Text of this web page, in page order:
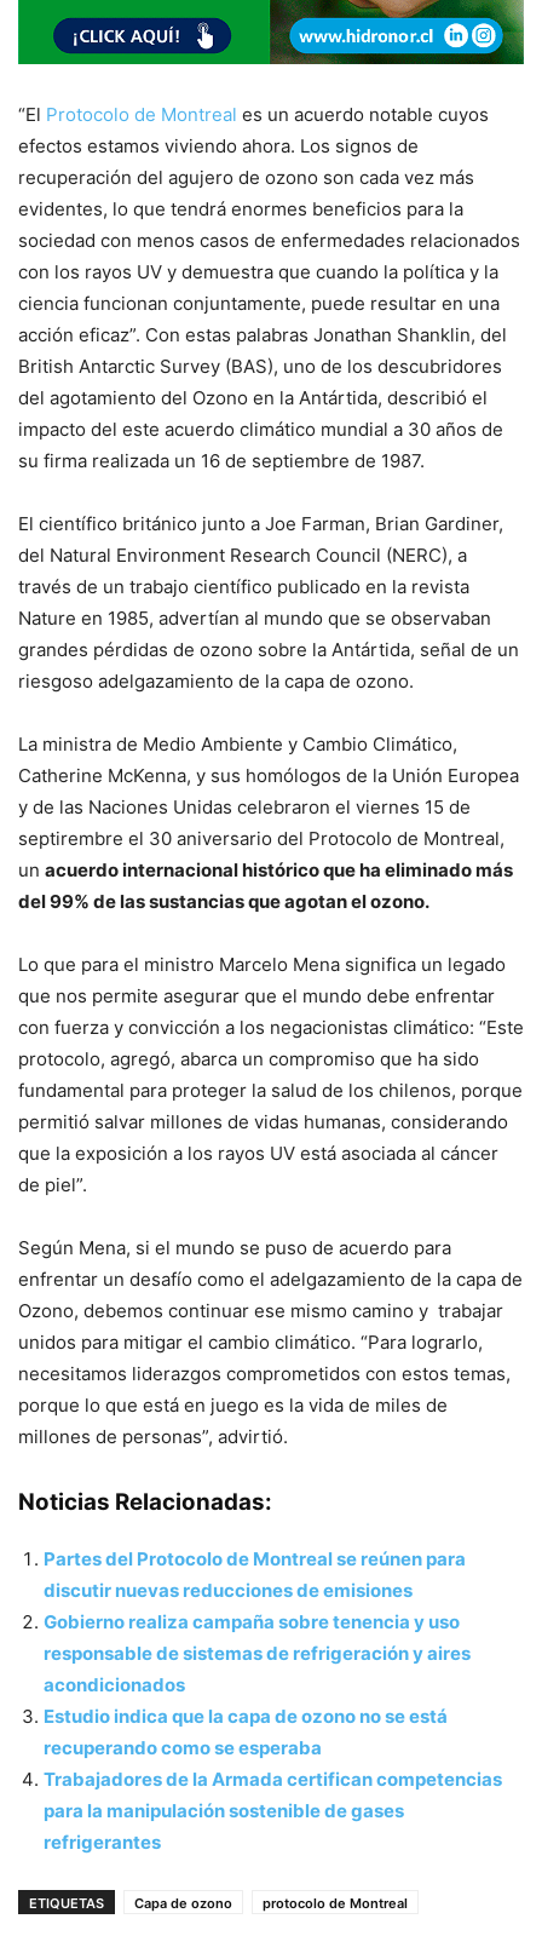
“El Protocolo de Montreal es un acuerdo notable cuyos
efectos estamos viviendo ahora. Los signos de
recuperación del agujero de ozono son cada vez más
evidentes, lo que tendrá enormes beneficios para la
sociedad con menos casos de enfermedades relacionados
con los rayos UV y demuestra que cuando la política y la
ciencia funcionan conjuntamente, puede resultar en una
acción eficaz”. Con estas palabras Jonathan Shanklin, del
British Antarctic Survey (BAS), uno de los descubridores
del agotamiento del Ozono en la Antártida, describió el
impacto del este acuerdo climático mundial a 30 años de
su firma realizada un 16 de septiembre de 1987.
El científico británico junto a Joe Farman, Brian Gardiner,
del Natural Environment Research Council (NERC), a
través de un trabajo científico publicado en la revista
Nature en 1985, advertían al mundo que se observaban
grandes pérdidas de ozono sobre la Antártida, señal de un
riesgoso adelgazamiento de la capa de ozono.
La ministra de Medio Ambiente y Cambio Climático,
Catherine McKenna, y sus homólogos de la Unión Europea
y de las Naciones Unidas celebraron el viernes 15 de
septirembre el 30 aniversario del Protocolo de Montreal,
un acuerdo internacional histórico que ha eliminado más
del 99% de las sustancias que agotan el ozono.
Lo que para el ministro Marcelo Mena significa un legado
que nos permite asegurar que el mundo debe enfrentar
con fuerza y convicción a los negacionistas climático: “Este
protocolo, agregó, abarca un compromiso que ha sido
fundamental para proteger la salud de los chilenos, porque
permitió salvar millones de vidas humanas, considerando
que la exposición a los rayos UV está asociada al cáncer
de piel”.
Según Mena, si el mundo se puso de acuerdo para
enfrentar un desafío como el adelgazamiento de la capa de
Ozono, debemos continuar ese mismo camino y trabajar
unidos para mitigar el cambio climático. “Para lograrlo,
necesitamos liderazgos comprometidos con estos temas,
porque lo que está en juego es la vida de miles de
millones de personas”, advirtió.
Noticias Relacionadas:
Partes del Protocolo de Montreal se reúnen para
discutir nuevas reducciones de emisiones
Gobierno realiza campaña sobre tenencia y uso
responsable de sistemas de refrigeración y aires
acondicionados
Estudio indica que la capa de ozono no se está
recuperando como se esperaba
Trabajadores de la Armada certifican competencias
para la manipulación sostenible de gases
refrigerantes
ETIQUETAS Capa de ozono protocolo de Montreal